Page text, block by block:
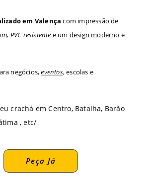
em Valença com impressão de
PVC resistente e um design moderno e
negócios,eventos, escolas e
crachá em Centro, Batalha, Barão
, etc/
Peça Já